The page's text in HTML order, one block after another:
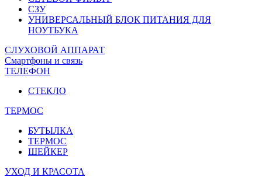
СЗУ
УНИВЕРСАЛЬНЫЙ БЛОК ПИТАНИЯ ДЛЯ
НОУТБУКА
СЛУХОВОЙ АППАРАТ
Смартфоны и связь
ТЕЛЕФОН
СТЕКЛО
ТЕРМОС
БУТЫЛКА
ТЕРМОС
ШЕЙКЕР
УХОД И КРАСОТА